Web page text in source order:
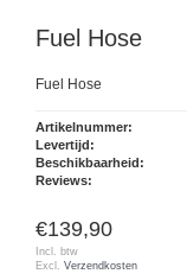
Fuel Hose
Fuel Hose
Artikelnummer:
Levertijd:
Beschikbaarheid:
Reviews:
€139,90
Incl. btw
Excl. Verzendkosten